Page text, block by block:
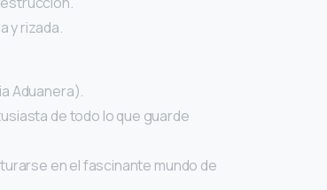
y rizada.
Aduanera).
de todo lo que guarde
en el fascinante mundo de